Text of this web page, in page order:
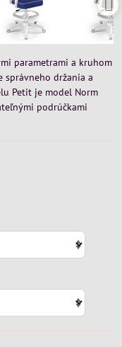
parametrami a kruhom
správneho držania a
Petit je model Norm
podrúčkami